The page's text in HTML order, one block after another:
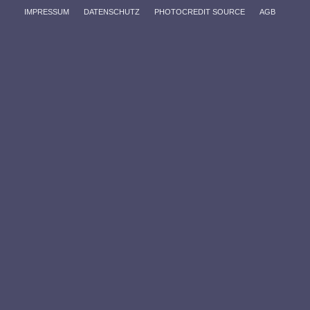
IMPRESSUM DATENSCHUTZ PHOTOCREDIT SOURCE AGB